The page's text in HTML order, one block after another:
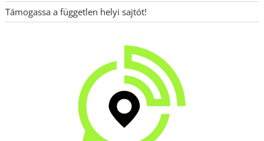
Támogassa a független helyi sajtót!